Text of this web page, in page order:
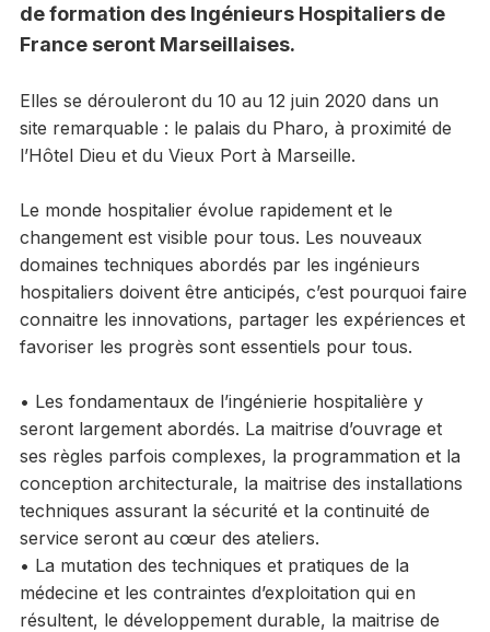
de formation des Ingénieurs Hospitaliers de
France seront Marseillaises.
Elles se dérouleront du 10 au 12 juin 2020 dans un
site remarquable : le palais du Pharo, à proximité de
l’Hôtel Dieu et du Vieux Port à Marseille.
Le monde hospitalier évolue rapidement et le
changement est visible pour tous. Les nouveaux
domaines techniques abordés par les ingénieurs
hospitaliers doivent être anticipés, c’est pourquoi faire
connaitre les innovations, partager les expériences et
favoriser les progrès sont essentiels pour tous.
• Les fondamentaux de l’ingénierie hospitalière y
seront largement abordés. La maitrise d’ouvrage et
ses règles parfois complexes, la programmation et la
conception architecturale, la maitrise des installations
techniques assurant la sécurité et la continuité de
service seront au cœur des ateliers.
• La mutation des techniques et pratiques de la
médecine et les contraintes d’exploitation qui en
résultent, le développement durable, la maitrise de